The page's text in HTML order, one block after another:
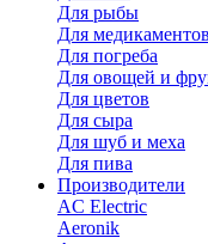
Для рыбы
Для медикаментов
Для погреба
Для овощей и
Для цветов
Для сыра
Для шуб и меха
Для пива
Производители
AC Electric
Aeronik